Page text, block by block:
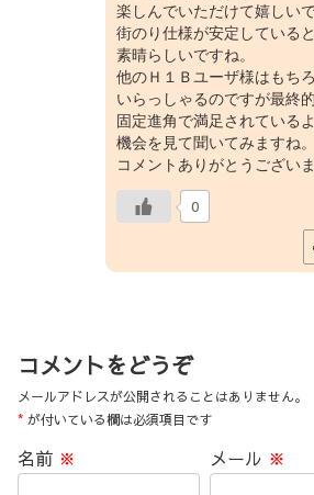
楽しんでいただけて嬉しいで
街のり仕様が安定している
素晴らしいですね。
他のＨ１Ｂユーザ様はもち
いらっしゃるのですが最終
固定進角で満足されているよ
機会を見て聞いてみますね。
コメントありがとうございま
0
コメントをどうぞ
メールアドレスが公開されることはありません。
* が付いている欄は必須項目です
名前 ※ メール ※